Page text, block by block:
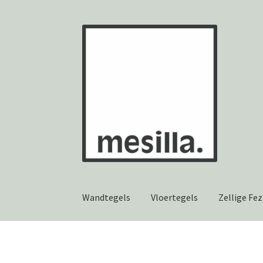
Ga
Ga
Wandtegels Vloertegels Zellige Fez